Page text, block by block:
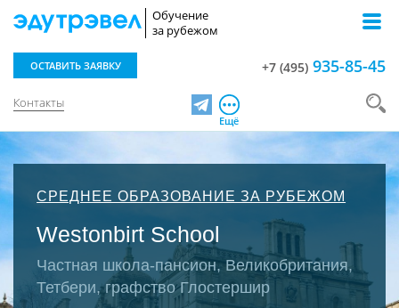
Обучение
за рубежом
Контакты
ОСТАВИТЬ ЗАЯВКУ +7 (495) 935-85-45
TelegramЕщё
СРЕДНЕЕ ОБРАЗОВАНИЕ ЗА РУБЕЖОМ
Westonbirt School
Частная школа-пансион, Великобритания,
Тетбери, графство Глостершир